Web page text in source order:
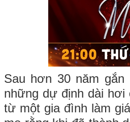
Sau hơn 30 năm
những dự định dài
từ một gia đình làm